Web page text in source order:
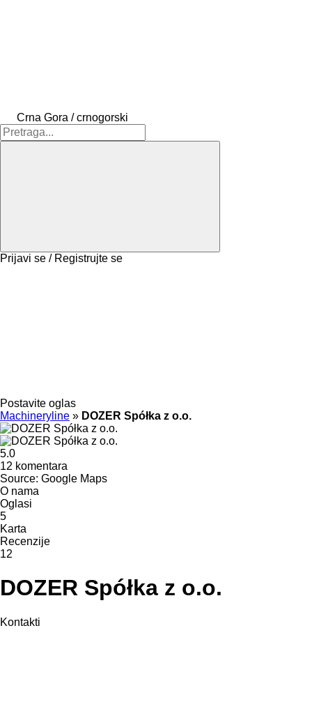
Crna Gora / crnogorski
Prijavi se / Registrujte se
Postavite oglas
Machineryline » DOZER Spółka z o.o.
5.0
12 komentara
Source: Google Maps
O nama
Oglasi
5
Karta
Recenzije
12
DOZER Spółka z o.o.
Kontakti